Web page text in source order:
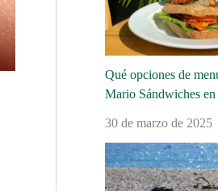
Qué opciones de
Mario Sándwiches
30 de marzo de 2025